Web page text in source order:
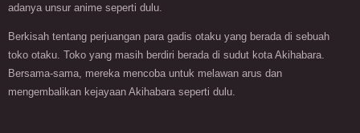
adanya unsur anime seperti dulu.
Berkisah tentang perjuangan para gadis otaku yang berada di sebuah
toko otaku. Toko yang masih berdiri berada di sudut kota Akihabara.
Bersama-sama, mereka mencoba untuk melawan arus dan
mengembalikan kejayaan Akihabara seperti dulu.